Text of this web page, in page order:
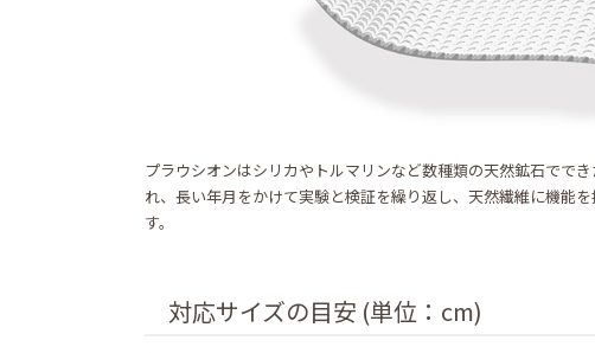
プラウシオンはシリカやトルマリンなど数種類の天然鉱石でで
れ、長い年月をかけて実験と検証を繰り返し、天然繊維に機能
す。
対応サイズの目安 (単位：cm)